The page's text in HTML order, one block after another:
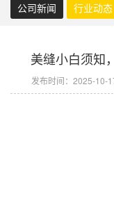
公司新闻 行业动态
美缝小白须知
发布时间：2025-10-